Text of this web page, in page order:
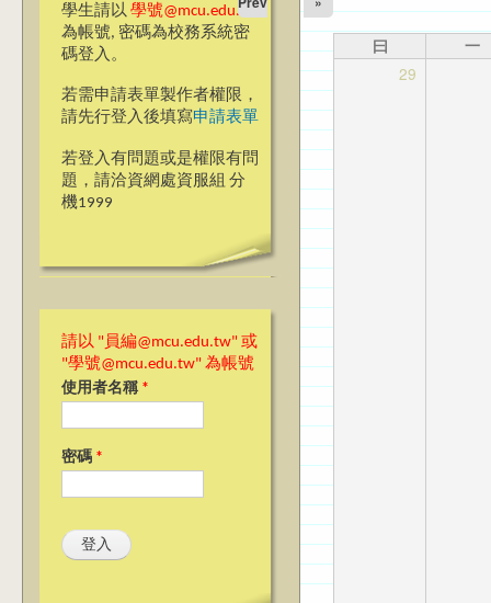
學生請以 學號@mcu.edu.tw
為帳號, 密碼為校務系統密
碼登入。
若需申請表單製作者權限，
請先行登入後填寫申請表單
若登入有問題或是權限有問
題，請洽資網處資服組 分
機1999
請以 "員編@mcu.edu.tw" 或
"學號@mcu.edu.tw" 為帳號
使用者名稱 *
密碼 *
曰 一
29